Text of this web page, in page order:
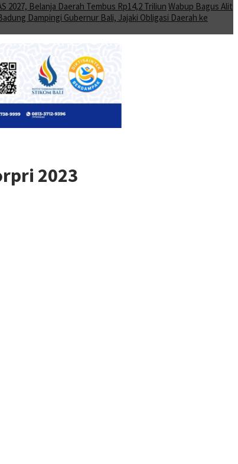
2027, Belanja Daerah Tembus Rp14,2 Triliun Wabup Bagus Alit
Dampingi Gubernur Bali, Jajaki Obligasi Daerah ke
2023